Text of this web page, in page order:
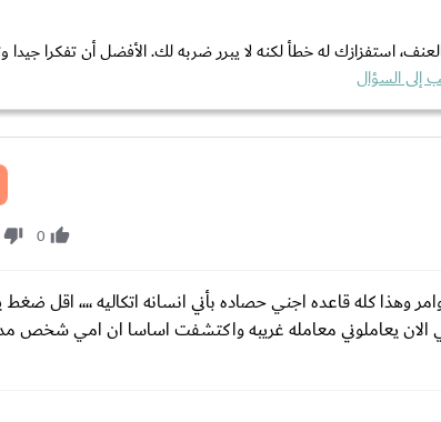
استفزازك له خطأ لكنه لا يبرر ضربه لك. الأفضل أن تفكرا جيدا
إلى السؤال
0
وهذا كله قاعده اجني حصاده بأني انسانه اتكاليه ،،،، اقل
يعاملوني معامله غريبه واكتشفت اساسا ان امي شخص